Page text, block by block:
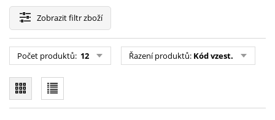
Zobrazitfiltr zboží
Počet produktů: 12 Řazení produktů: Kód vzest.